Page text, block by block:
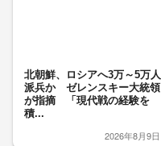
北朝鮮、ロシアへ3万～5万人
派兵か ゼレンスキー大統領
が指摘 「現代戦の経験を
積...
2026年8月9日